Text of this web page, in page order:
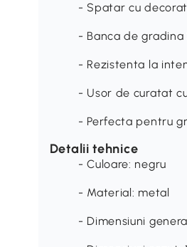
- Spatar cu
- Banca de
- Rezistenta la
- Usor de curatat
- Perfecta pentru
Detalii tehnice
- Culoare: negru
- Material: metal
- Dimensiuni